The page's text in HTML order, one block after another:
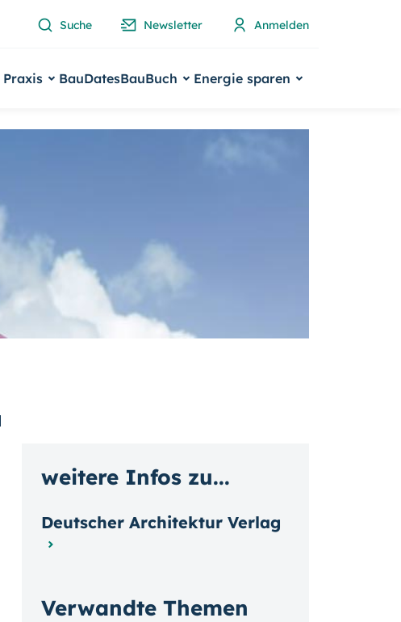
Suche Newsletter Anmelden
Praxis BauDatesBauBuch Energie sparen
Verwandte Themen
weitere Infos zu...
Deutscher Architektur Verlag